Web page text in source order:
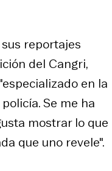
reportajes
del Cangri,
en la
Se me ha
mostrar lo que
que uno revele".